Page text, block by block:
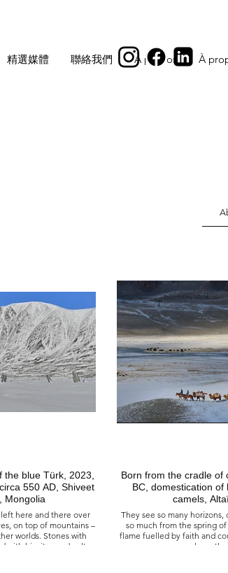
精選媒體 聯絡我們 À propos À
blue Türk, 2023,
550 AD, Shiveet
Mongolia
here and there over
on top of mountains –
worlds. Stones with
with his rites and cults
Born from the cradle of
BC, domestication of
camels,
They see so many horizons,
so much from the spring
flame fuelled by faith and
serenely on